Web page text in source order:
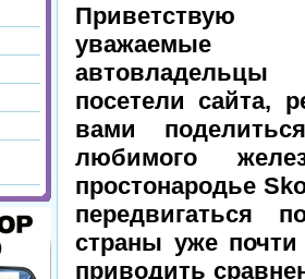
уважаемые
посетели сайта,
вами
любимого
простонародье
передвигаться
страны уже почти
приводить